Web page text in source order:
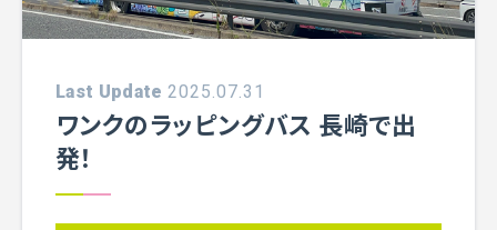
Last Update 2025.07.31
ワンクのラッピングバス 長崎で出
発！